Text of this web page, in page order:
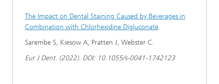
The Impact on Dental Staining Caused by Beverages in
Combination with Chlorhexidine Digluconate.
Sarembe S, Kiesow A, Pratten J, Webster C.
Eur J Dent. (2022). DOI: 10.1055/s-0041-1742123